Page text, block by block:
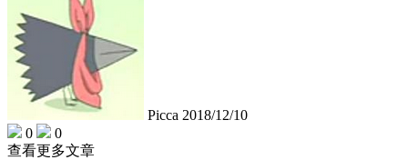
Picca 2018/12/10
0
0
查看更多文章